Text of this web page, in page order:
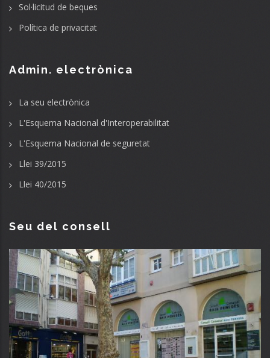
Sol·licitud de beques
Política de privacitat
Admin. electrònica
La seu electrònica
L'Esquema Nacional d'Interoperabilitat
L'Esquema Nacional de seguretat
Llei 39/2015
Llei 40/2015
Seu del consell